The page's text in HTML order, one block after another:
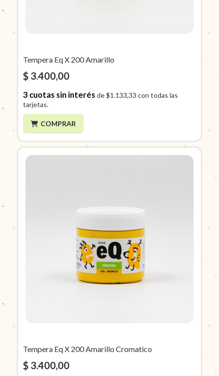
Tempera Eq X 200 Amarillo
$ 3.400,00
3cuotas sin interés de$1.133,33 con todas las
tarjetas.
COMPRAR
Tempera Eq X 200 Amarillo Cromatico
$ 3.400,00